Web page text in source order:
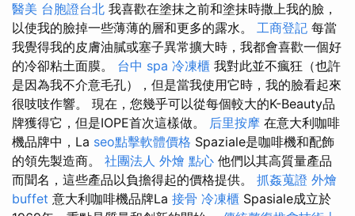
醫美 台胞證台北 我喜歡在塗抹之前和塗抹時撒上我的臉，
以使我的臉掉一些薄薄的層和更多的露水。 工商登記 每當
我覺得我的皮膚油膩或塞子異常擴大時，我都會喜歡一個好
的冷卻粘土面膜。 台中 spa 冷凍櫃 我對此並不瘋狂（也許
是因為我不介意毛孔），但是當我使用它時，我的臉看起來
很吱吱作響。 現在，您幾乎可以從每個較大的K-Beauty品
牌獲得它，但是IOPE首次這樣做。 后里按摩 在意大利咖啡
機品牌中，La seo點擊軟體價格 Spaziale是咖啡機和配飾
的領先製造商。 社團法人 外燴 點心 他們以其高質量產品
而聞名，這些產品以負擔得起的價格提供。 抓姦蒐證 外燴
buffet 意大利咖啡機品牌La 接骨 冷凍櫃 Spasiale成立於